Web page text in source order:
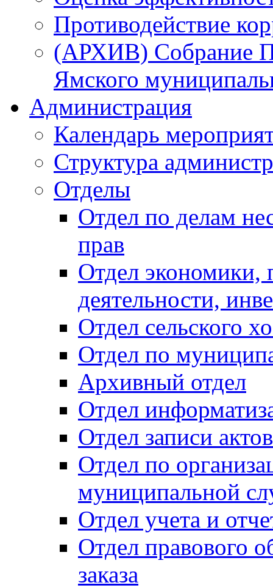
Противодействие
(АРХИВ) Собрание
Ямского
Администрация
Календарь
Структура
Отделы
Отдел по делам
прав
Отдел экономики,
деятельности,
Отдел сельского
Отдел по
Архивный отдел
Отдел
Отдел записи
Отдел по
муниципальной
Отдел учета и
Отдел правового
заказа